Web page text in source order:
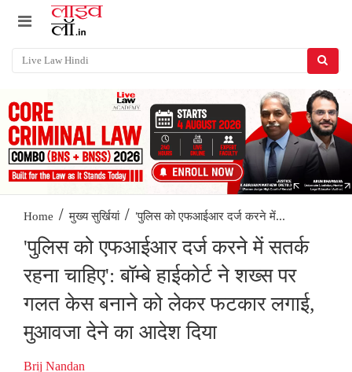
Home / मुख्य सुर्खियां / 'पुलिस को एफआईआर दर्ज करने में...
'पुलिस को एफआईआर दर्ज करने में सतर्क
रहना चाहिए': बॉम्बे हाईकोर्ट ने शख्स पर
गलत केस बनाने को लेकर फटकार लगाई,
मुआवजा देने का आदेश दिया
Brij Nandan